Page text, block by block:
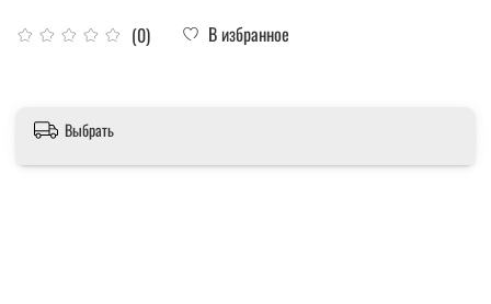
(0) В избранное
Выбрать